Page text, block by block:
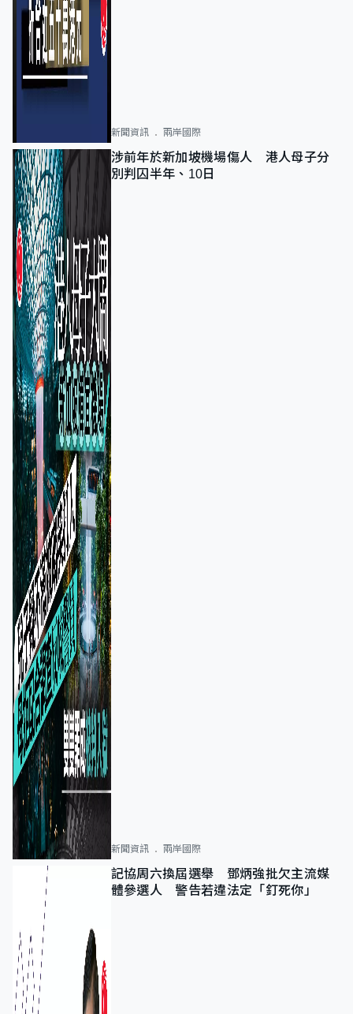
新聞資訊 兩岸國際
涉前年於新加坡機場傷人 港人母子分
別判囚半年、10日
新聞資訊 兩岸國際
記協周六換屆選舉 鄧炳強批欠主流媒
體參選人 警告若違法定「釘死你」